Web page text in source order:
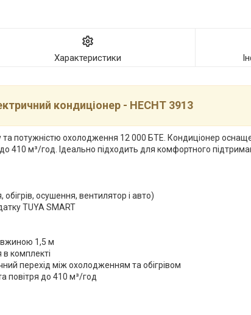
Характеристики
кондиціонер - HECHT 3913
та потужністю охолодження 12 000 БТЕ. Кондиціонер
410 м³/год. Ідеально підходить для комфортного
осушення, вентилятор і авто)
TUYA SMART
1,5 м
в комплекті
перехід між охолодженням та обігрівом
повітря до 410 м³/год